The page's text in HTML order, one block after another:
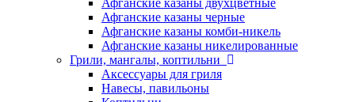
Афганские казаны двухцветные
Афганские казаны черные
Афганские казаны комби-никель
Афганские казаны никелированные
Грили, мангалы, коптильни
Аксессуары для гриля
Навесы, павильоны